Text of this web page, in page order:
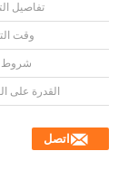
تفاصيل
وقت
شروط
القدرة على
اتصل